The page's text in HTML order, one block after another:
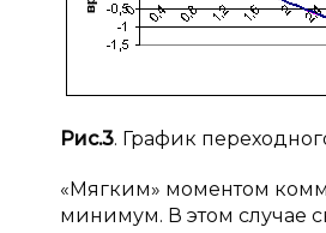
Рис.3. График
«Мягким» моментом
минимум. В этом случае